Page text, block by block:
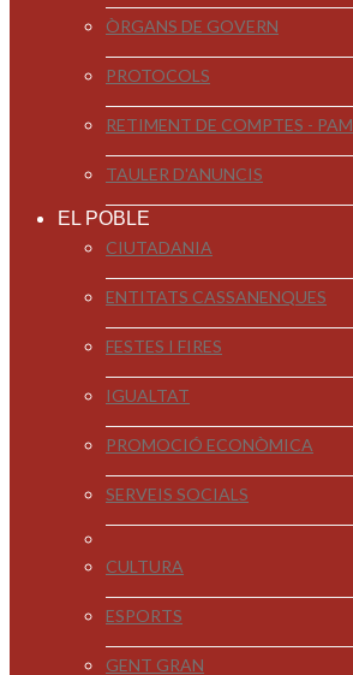
ÒRGANS DE GOVERN
PROTOCOLS
RETIMENT DE COMPTES - PAM
TAULER D'ANUNCIS
EL POBLE
CIUTADANIA
ENTITATS CASSANENQUES
FESTES I FIRES
IGUALTAT
PROMOCIÓ ECONÒMICA
SERVEIS SOCIALS
CULTURA
ESPORTS
GENT GRAN